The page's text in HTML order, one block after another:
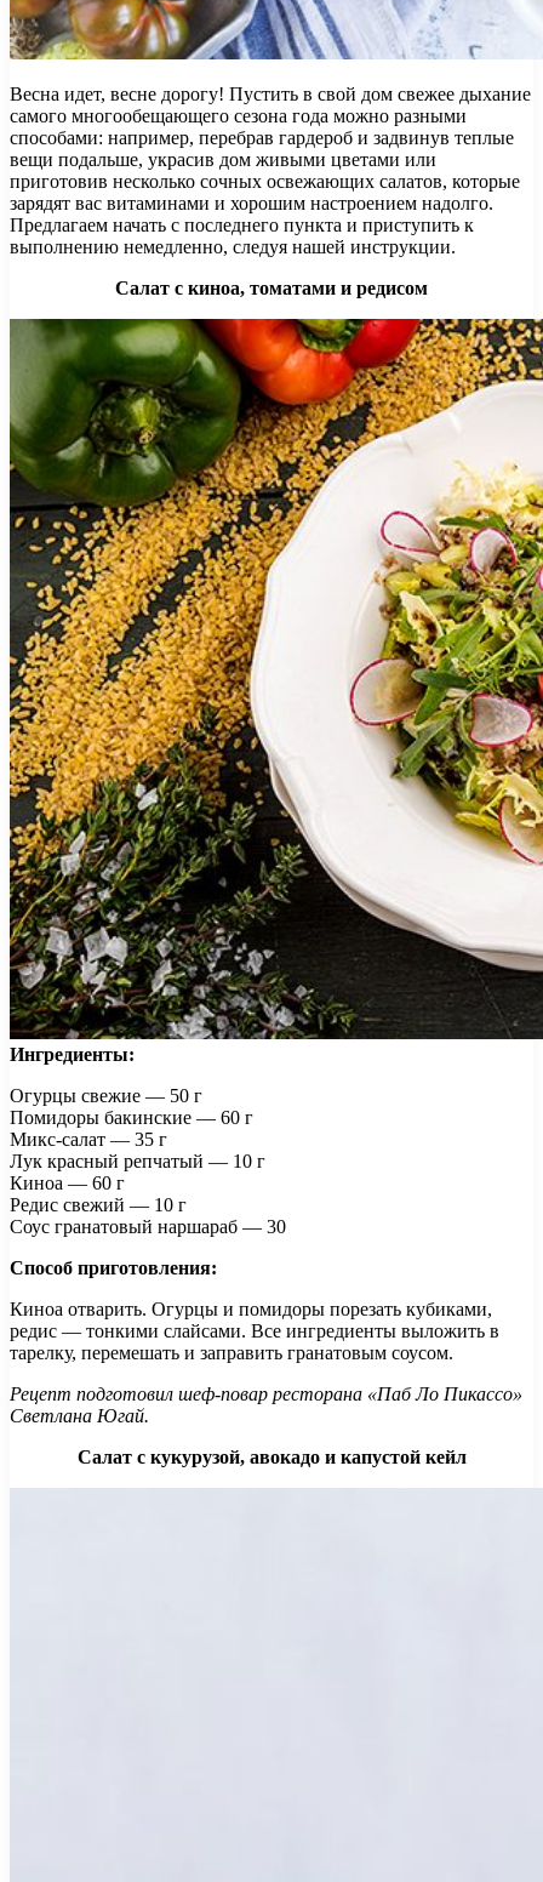
Весна идет, весне дорогу! Пустить в свой дом свежее дыхание
самого многообещающего сезона года можно разными
способами: например, перебрав гардероб и задвинув теплые
вещи подальше, украсив дом живыми цветами или
приготовив несколько сочных освежающих салатов, которые
зарядят вас витаминами и хорошим настроением надолго.
Предлагаем начать с последнего пункта и приступить к
выполнению немедленно, следуя нашей инструкции.
Салат с киноа, томатами и редисом
Ингредиенты:
Огурцы свежие — 50 г
Помидоры бакинские — 60 г
Микс-салат — 35 г
Лук красный репчатый — 10 г
Киноа — 60 г
Редис свежий — 10 г
Соус гранатовый наршараб — 30
Способ приготовления:
Киноа отварить. Огурцы и помидоры порезать кубиками,
редис — тонкими слайсами. Все ингредиенты выложить в
тарелку, перемешать и заправить гранатовым соусом.
Рецепт подготовил шеф-повар ресторана «Паб Ло Пикассо»
Светлана Югай.
Салат с кукурузой, авокадо и капустой кейл